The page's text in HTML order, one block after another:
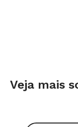
Veja mais